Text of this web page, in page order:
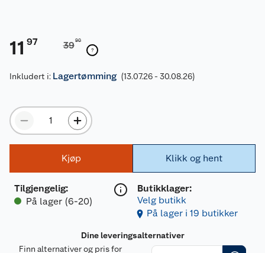
11 97 3990
Inkludert i: Lagertømming (13.07.26 - 30.08.26)
Kjøp
Tilgjengelig:
På lager (6-20)
Klikk og hent
Butikklager:
Velg butikk
På lager i 19 butikker
Dine leveringsalternativer
Finn alternativer og pris for